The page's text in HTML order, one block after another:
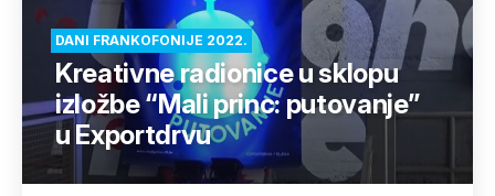
DANI FRANKOFONIJE 2022.
Kreativne radionice u sklopu
izložbe “Mali princ: putovanje”
u Exportdrvu